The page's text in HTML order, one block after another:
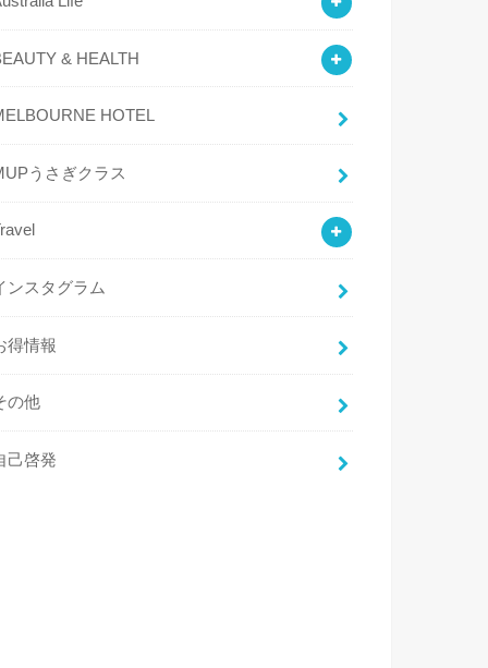
& HEALTH
HOTEL
うさぎクラス
ンスタグラム
得情報
の他
己啓発